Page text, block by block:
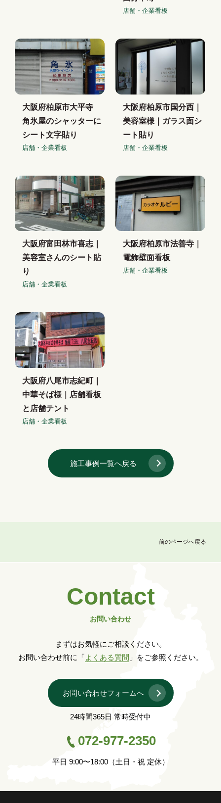
店舗・企業看板
大阪府柏原市大平寺
角氷屋のシャッターに
シート文字貼り
店舗・企業看板
大阪府柏原市国分西｜
美容室様｜ガラス面シ
ート貼り
店舗・企業看板
大阪府富田林市喜志｜
美容室さんのシート貼
り
店舗・企業看板
大阪府柏原市法善寺｜
電飾壁面看板
店舗・企業看板
大阪府八尾市志紀町｜
中華そば様｜店舗看板
と店舗テント
店舗・企業看板
施工事例一覧へ戻る
前のページへ戻る
Contact
お問い合わせ
まずはお気軽にご相談ください。
お問い合わせ前に「よくある質問 」をご参照ください。
お問い合わせフォームへ
24時間365日 常時受付中
072-977-2350
平日 9:00〜18:00（土日・祝 定休）